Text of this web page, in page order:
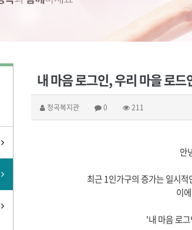
내 마음 로그인, 우리 마을 로
청곡복지관 0 211
안
최근 1인가구의 증가는 일시
이
'내 마음 로